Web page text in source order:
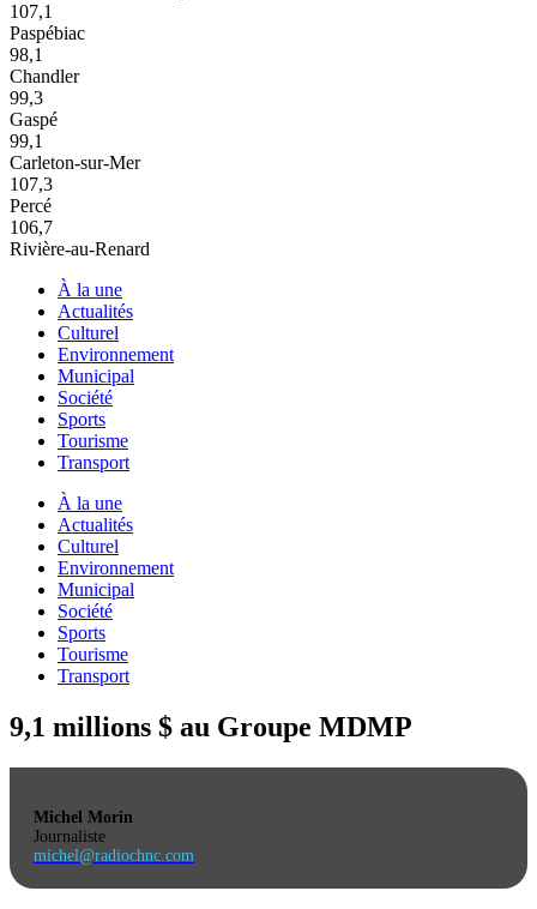
107,1
Paspébiac
98,1
Chandler
99,3
Gaspé
99,1
Carleton-sur-Mer
107,3
Percé
106,7
Rivière-au-Renard
À la une
Actualités
Culturel
Environnement
Municipal
Société
Sports
Tourisme
Transport
À la une
Actualités
Culturel
Environnement
Municipal
Société
Sports
Tourisme
Transport
9,1 millions $ au Groupe MDMP
Michel Morin
Journaliste
michel@radiochnc.com